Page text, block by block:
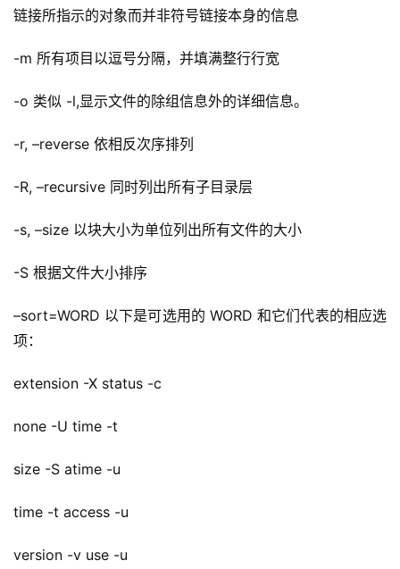
链接所指示的对象而并非符号链接本身的信息
-m 所有项目以逗号分隔，并填满整行行宽
-o 类似 -l,显示文件的除组信息外的详细信息。
-r, –reverse 依相反次序排列
-R, –recursive 同时列出所有子目录层
-s, –size 以块大小为单位列出所有文件的大小
-S 根据文件大小排序
–sort=WORD 以下是可选用的 WORD 和它们代表的相应选
项：
extension -X status -c
none -U time -t
size -S atime -u
time -t access -u
version -v use -u